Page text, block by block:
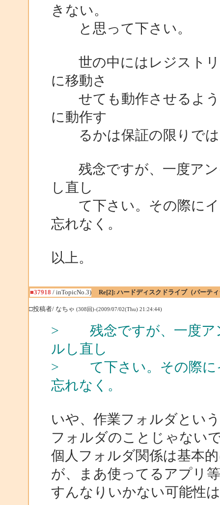
きない。
と思って下さい。
世の中にはレジストリ
に移動さ
せても動作させるよう
に動作す
るかは保証の限りでは
残念ですが、一度アン
し直し
て下さい。その際にイ
忘れなく。
以上。
■37918 / inTopicNo.3) Re[2]: ハードディスクドライブ（パーテ
□投稿者/ なちゃ (308回)-(2009/07/02(Thu) 21:24:44)
> 残念ですが、一度ア
ルし直し
> て下さい。その際に
忘れなく。
いや、作業フォルダとい
フォルダのことじゃない
個人フォルダ関係は基本
が、まあ使ってるアプリ
すんなりいかない可能性